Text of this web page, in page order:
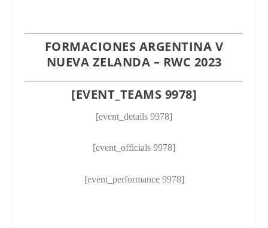
FORMACIONES ARGENTINA V
NUEVA ZELANDA – RWC 2023
[EVENT_TEAMS 9978]
[event_details 9978]
[event_officials 9978]
[event_performance 9978]